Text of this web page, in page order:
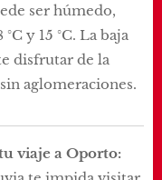
ser húmedo,
y 15 °C. La baja
disfrutar de la
aglomeraciones.
viaje a Oporto: